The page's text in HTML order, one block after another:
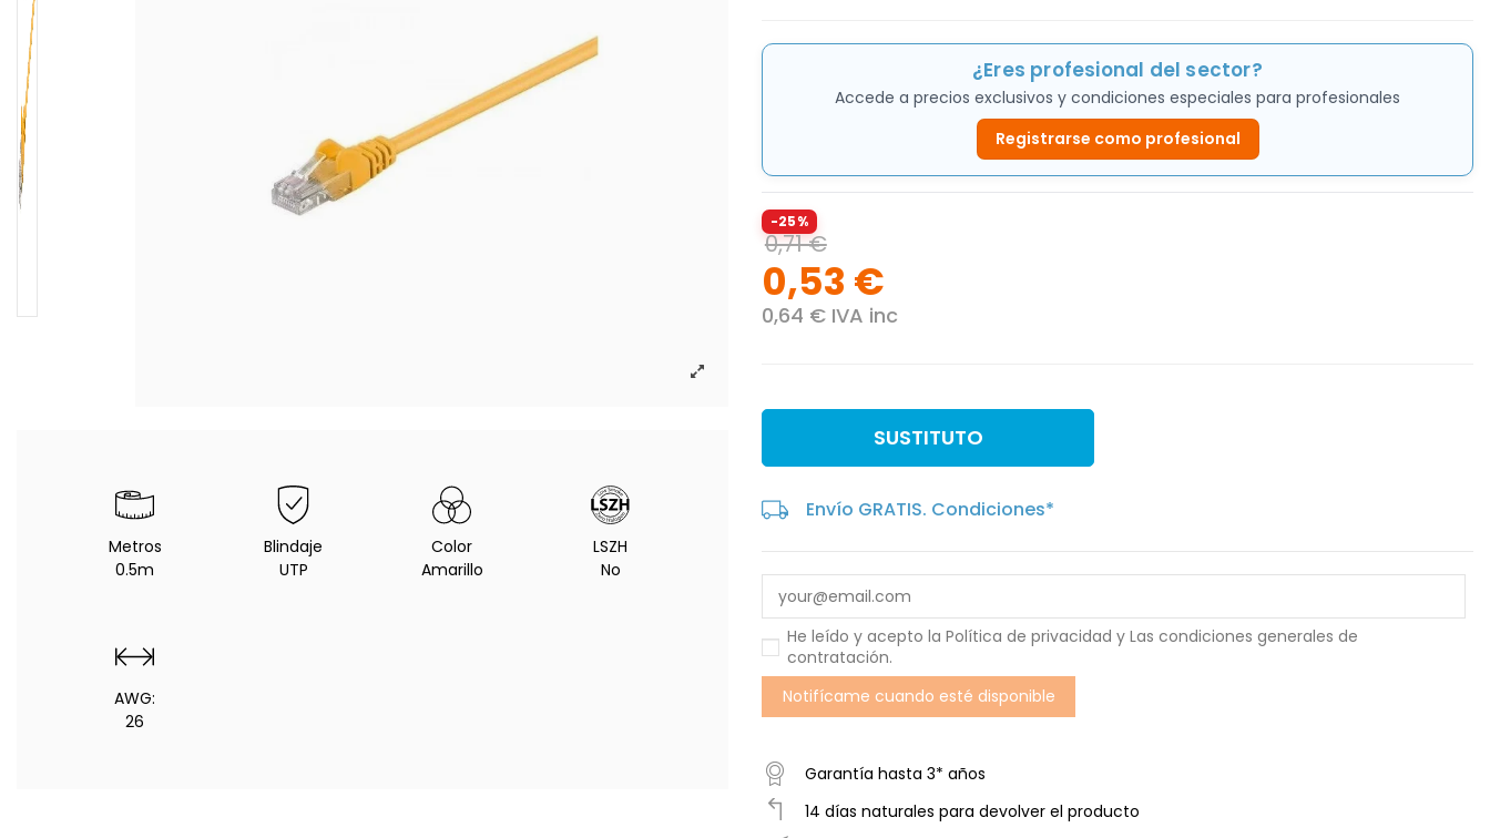
Metros
0.5m
Blindaje
UTP
Color
Amarillo
LSZH
No
AWG:
26
¿Eres profesional del sector?
Accede a precios exclusivos y condiciones especiales para profesionales
Registrarse como profesional
-25%
0,71 €
0,53 €
0,64 € IVA inc
SUSTITUTO
Envío GRATIS. Condiciones*
He leído y acepto la Política de privacidad y Las condiciones generales de
contratación.
Garantía hasta 3* años
14 días naturales para devolver el producto